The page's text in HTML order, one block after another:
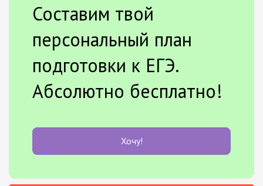
Составим твой
персональный план
подготовки к ЕГЭ.
Абсолютно бесплатно!
Хочу!